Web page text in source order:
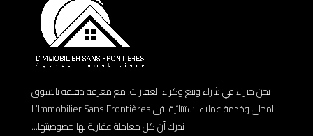
نحن خبراء في شراء وبيع وكراء العقارات، مع معرفة دقيقة بالسوق
المحلي وخدمة عملاء استثنائية. في L’Immobilier Sans Frontières
ندرك أن كل معاملة عقارية لها خصوصيتها...